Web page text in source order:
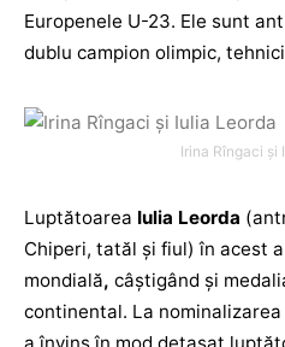
Europenele U-23. Ele sunt
dublu campion olimpic,
Irina Rîngaci și
Luptătoarea Iulia Leorda
Chiperi, tatăl și fiul) în acest
mondială, câștigând și
continental. La